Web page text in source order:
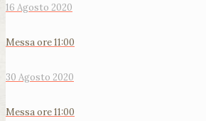
16 Agosto 2020
Messa ore 11:00
30 Agosto 2020
Messa ore 11:00